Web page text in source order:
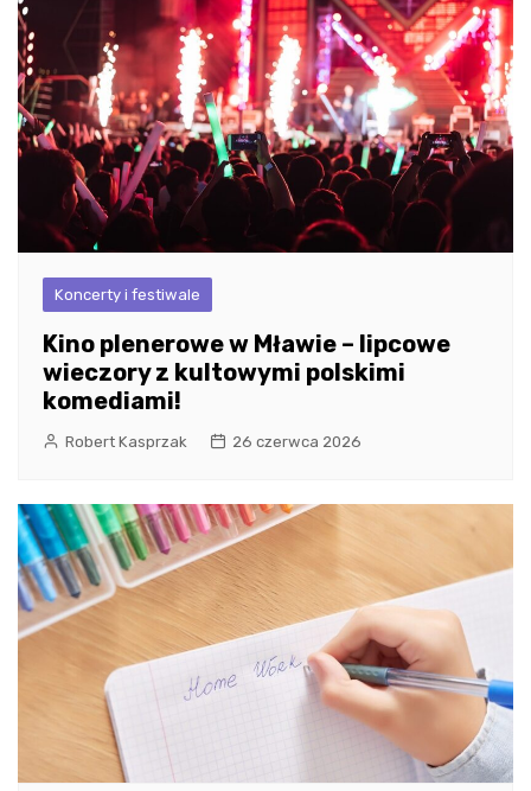
Koncerty i festiwale
Kino plenerowe w Mławie – lipcowe
wieczory z kultowymi polskimi
komediami!
Robert Kasprzak 26 czerwca 2026